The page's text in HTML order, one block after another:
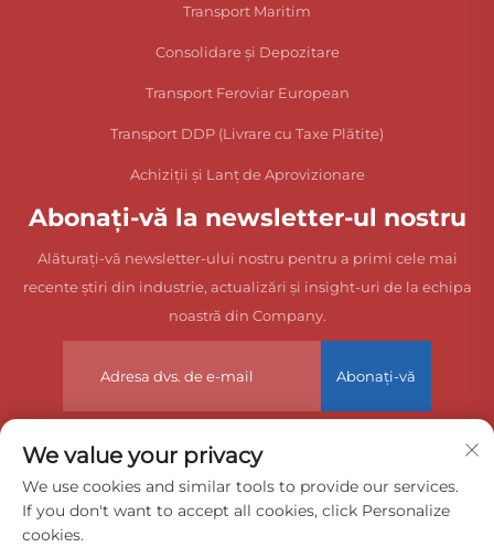
Transport Maritim
Consolidare și Depozitare
Transport Feroviar European
Transport DDP (Livrare cu Taxe Plătite)
Achiziții și Lanț de Aprovizionare
Abonați-vă la newsletter-ul nostru
Alăturați-vă newsletter-ului nostru pentru a primi cele mai
recente știri din industrie, actualizări și insight-uri de la echipa
noastră din Company.
Abonați-vă
Drepturi de autor © 2025 China Dongguan Zeyuan International
Freight Agency Co., Ltd. Toate drepturile rezervate.
We value your privacy
We use cookies and similar tools to provide our services.
If you don't want to accept all cookies, click Personalize
cookies.